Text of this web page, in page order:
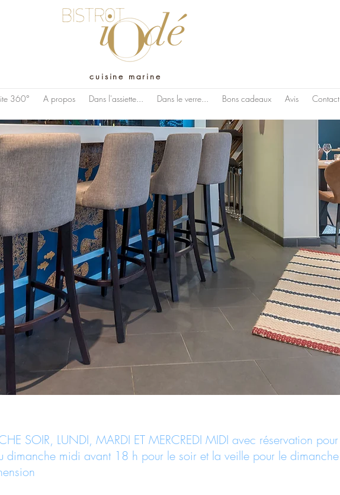
cuisine marine
360° A propos Dans l'assiette... Dans le verre... Bons cadeaux Avis Contact
SOIR, LUNDI, MARDI ET MERCREDI MIDI avec réservation pour
dimanche midi avant 18 h pour le soir et la veille pour le dimanche